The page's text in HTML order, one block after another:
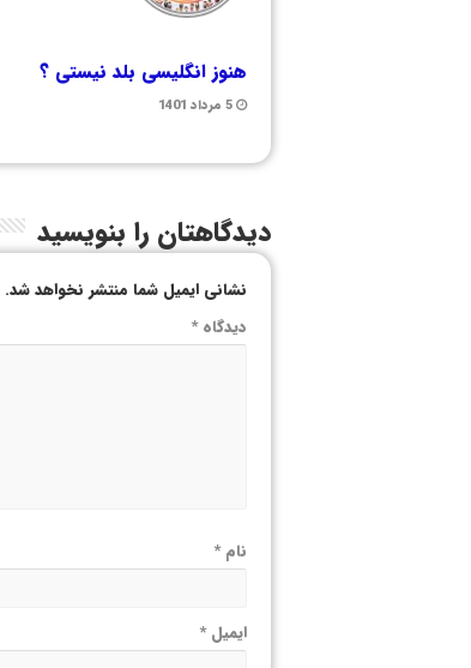
هنوز انگلیسی بلد نیستی ؟
5 مرداد 1401
دیدگاهتان را بنویسید
نشانی ایمیل شما منتشر نخواهد شد.
دیدگاه*
نام*
ایمیل*